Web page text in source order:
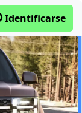
Identificarse